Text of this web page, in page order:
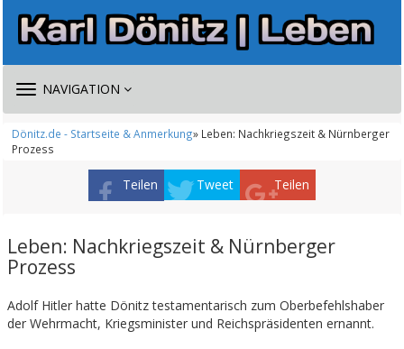
TOGGLE
NAVIGATION
Dönitz.de - Startseite & Anmerkung» Leben: Nachkriegszeit & Nürnberger
Prozess
Teilen Tweet Teilen
Leben: Nachkriegszeit & Nürnberger
Prozess
Adolf Hitler hatte Dönitz testamentarisch zum Oberbefehlshaber
der Wehrmacht, Kriegsminister und Reichspräsidenten ernannt.